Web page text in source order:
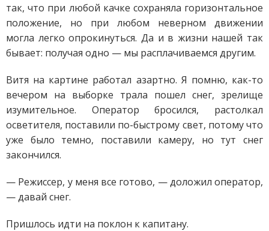
так, что при любой качке сохраняла горизонтальное
положение, но при любом неверном движении
могла легко опрокинуться. Да и в жизни нашей так
бывает: получая одно — мы расплачиваемся другим.
Витя на картине работал азартно. Я помню, как-то
вечером на выборке трала пошел снег, зрелище
изумительное. Оператор бросился, растолкал
осветителя, поставили по-быстрому свет, потому что
уже было темно, поставили камеру, но тут снег
закончился.
— Режиссер, у меня все готово, — доложил оператор,
— давай снег.
Пришлось идти на поклон к капитану.